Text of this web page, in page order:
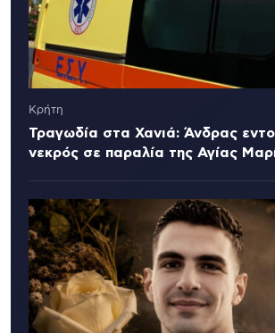
Κρήτη
Τραγωδία στα Χανιά: Άνδρας
νεκρός σε παραλία της Αγίας